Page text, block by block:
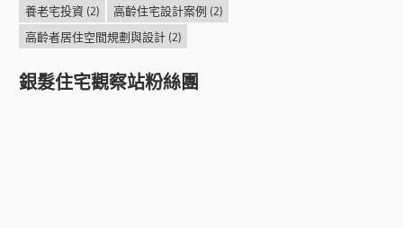
養老宅投資(2) 高齡住宅設計案例 (2)
高齡者居住空間規劃與設計(2)
銀髮住宅觀察站粉絲團